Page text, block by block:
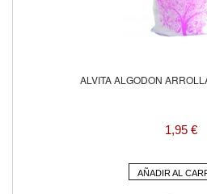
ALVITA ALGODON
1,95 €
AÑADIR AL